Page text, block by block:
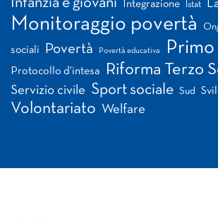
Infanzia e giovani Integrazione Istat
Monitoraggio povertà
sociali Povertà Povertà educativa
Protocollo d'intesa Riforma Terzo
Servizio civile Sport sociale Sud
Volontariato Welfare